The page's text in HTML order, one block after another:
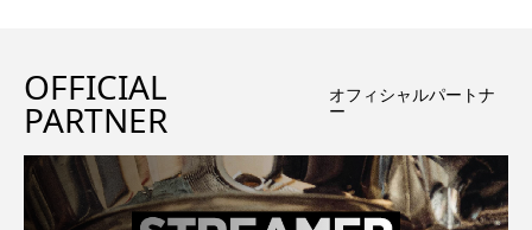
OFFICIAL
PARTNER
オフィシャルパートナ
ー